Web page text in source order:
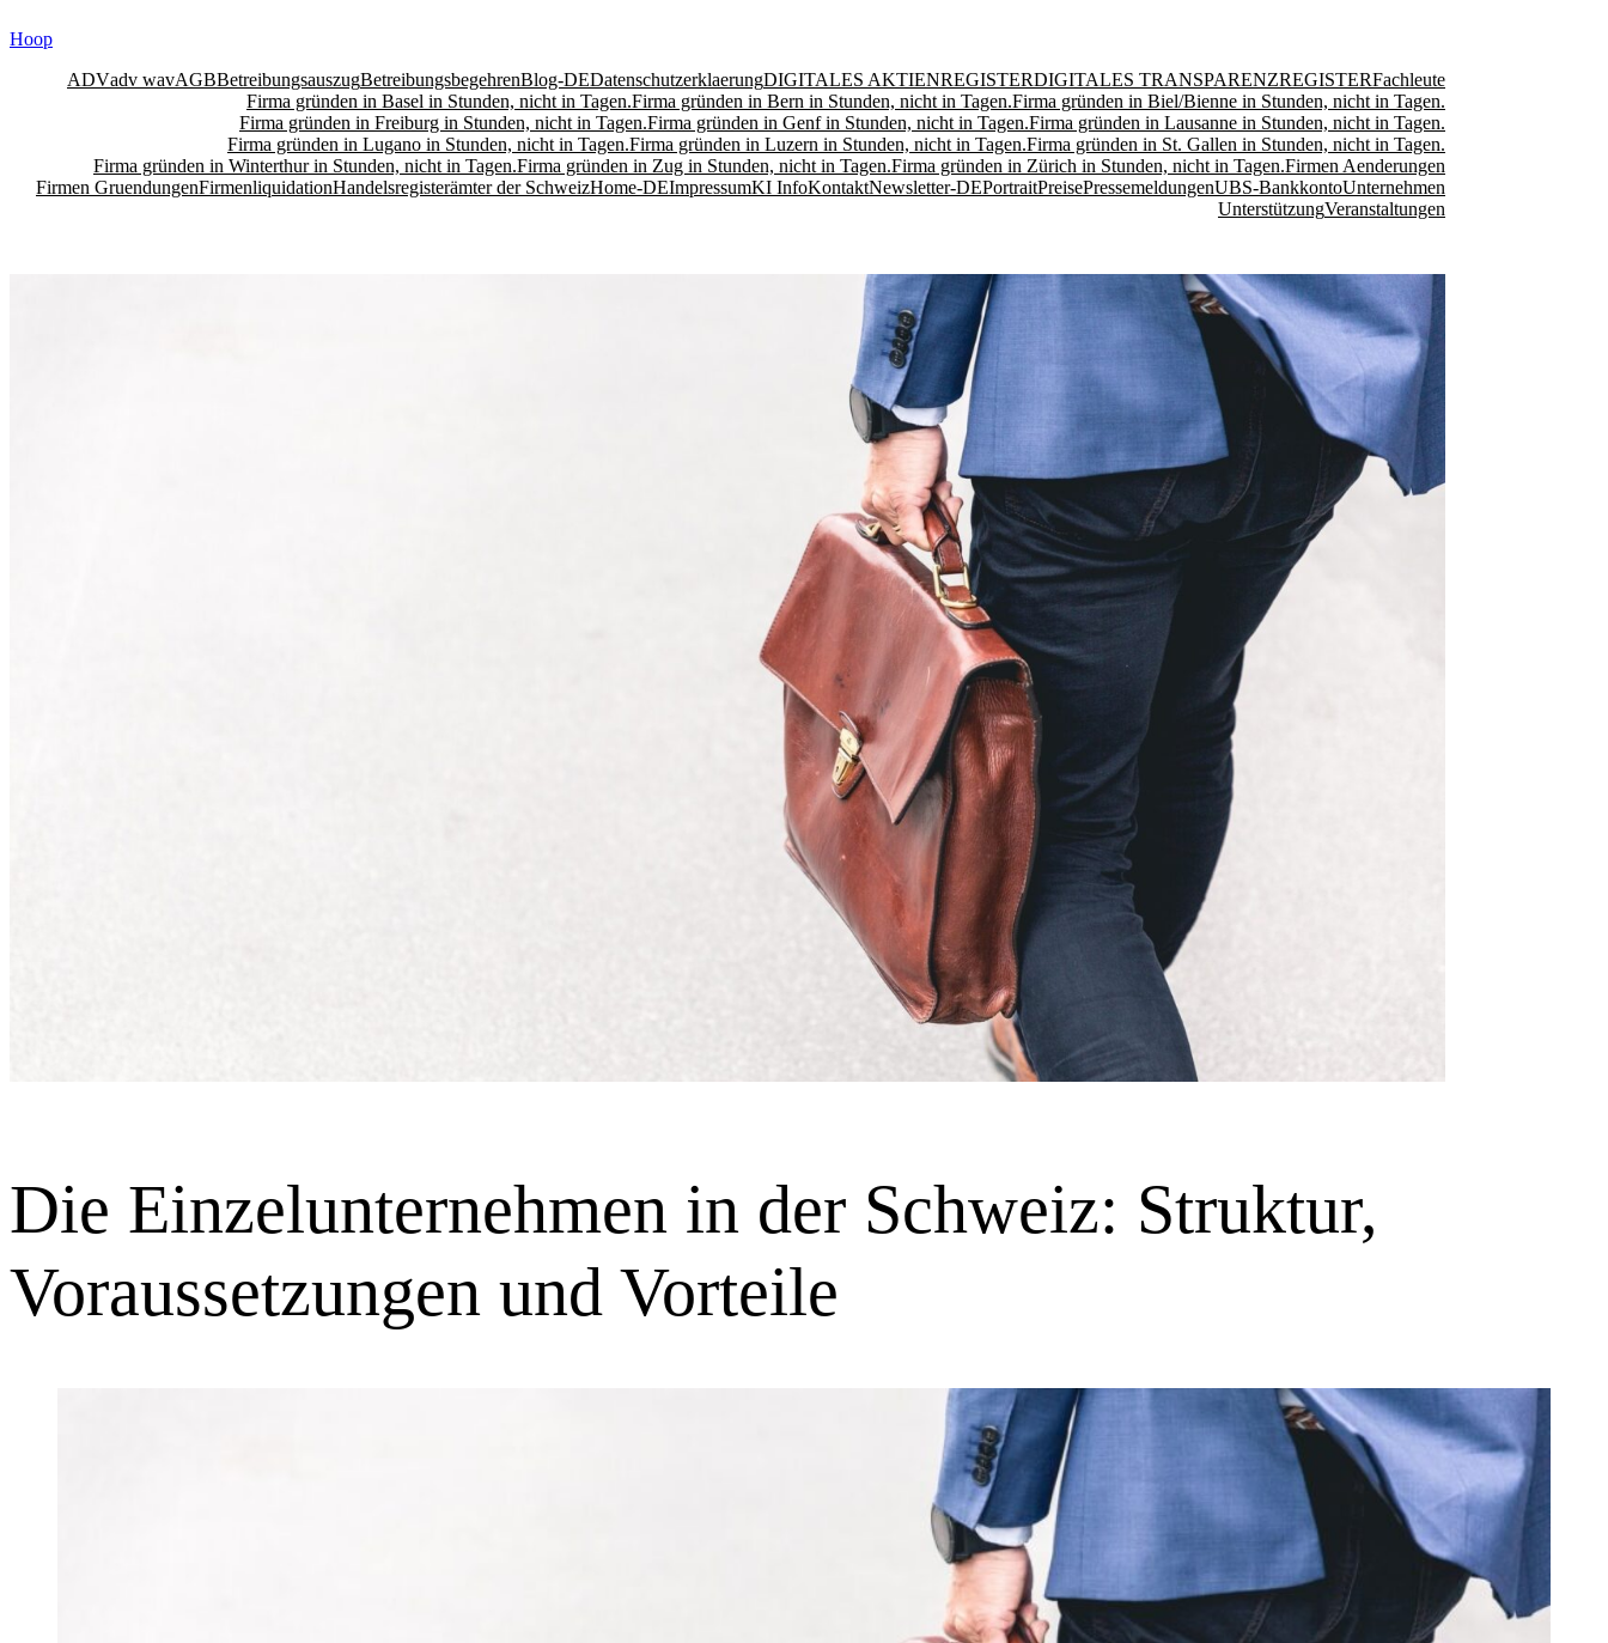
to
Hoop
ADVadv wavAGBBetreibungsauszugBetreibungsbegehrenBlog-DEDatenschutzerklaerungDIGITALES AKTIENREGISTERDIGITALES TRANSPARENZREGISTERFachleute
Firma gründen in Basel in Stunden, nicht in Tagen.Firma gründen in Bern in Stunden, nicht in Tagen.Firma gründen in Biel/Bienne in Stunden, nicht in Tagen.
Firma gründen in Freiburg in Stunden, nicht in Tagen.Firma gründen in Genf in Stunden, nicht in Tagen.Firma gründen in Lausanne in Stunden, nicht in Tagen.
Firma gründen in Lugano in Stunden, nicht in Tagen.Firma gründen in Luzern in Stunden, nicht in Tagen.Firma gründen in St. Gallen in Stunden, nicht in Tagen.
Firma gründen in Winterthur in Stunden, nicht in Tagen.Firma gründen in Zug in Stunden, nicht in Tagen.Firma gründen in Zürich in Stunden, nicht in Tagen.Firmen Aenderungen
Firmen GruendungenFirmenliquidationHandelsregisterämter der SchweizHome-DEImpressumKI InfoKontaktNewsletter-DEPortraitPreisePressemeldungenUBS-BankkontoUnternehmen
UnterstützungVeranstaltungen
Die Einzelunternehmen in der Schweiz: Struktur,
Voraussetzungen und Vorteile